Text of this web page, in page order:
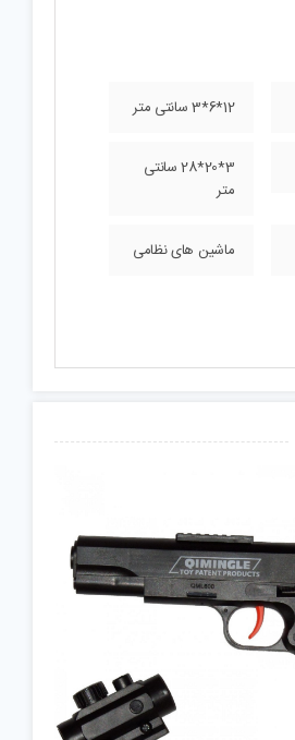
12*6*3 سانتی متر
3*20*28 سانتی
متر
ماشین های نظامی